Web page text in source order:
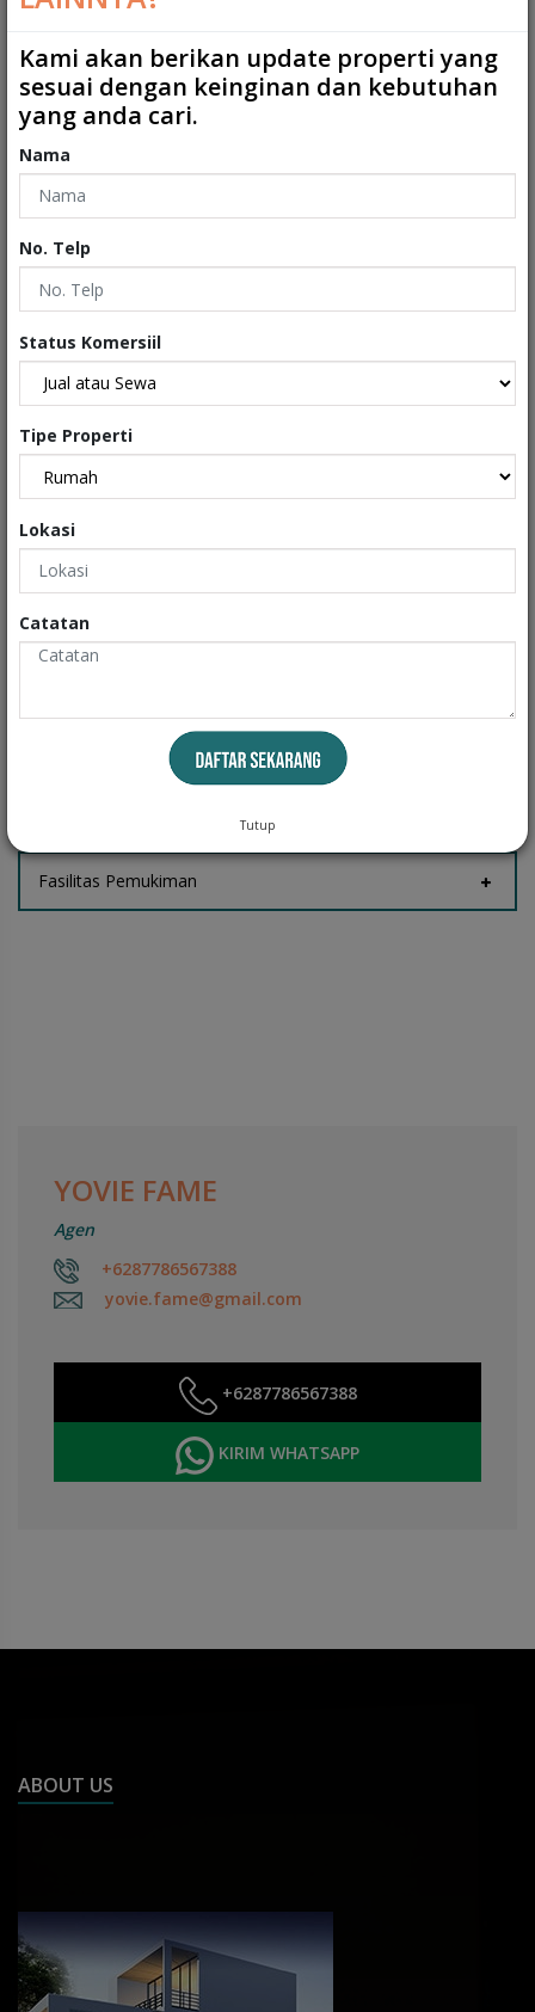
Ukuran Tanah : 663 m2
Ukuran Bangunan
Garasi
Carport
Tipe
Sertifikat
Kondisi Properti
Interiors
Exteriors
Informasi
Tempat Jemur
Fasilitas Pemukiman
YOVIE FAME
Agen
+6287786567388
yovie.fame@gmail.com
+6287786567388
KIRIM WHATSAPP
ABOUT US
Kami akan berikan update properti yang
sesuai dengan keinginan dan kebutuhan
yang anda cari.
Nama
No. Telp
Status Komersiil
Tipe Properti
Lokasi
Catatan
Tutup